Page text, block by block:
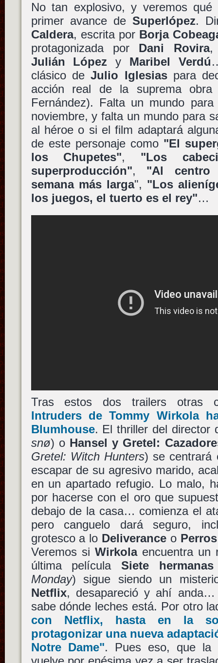
No tan explosivo, y veremos
primer avance de Superlópez.
Caldera, escrita por Borja
protagonizada por Dani Rovira
Julián López y Maribel Verdú
clásico deJulio Iglesiaspara
acción real de la suprema
Fernández). Falta un mundo
noviembre, y falta un mundo para
al héroe o si el film adaptará
de este personaje como "El
los Chupetes", "Los
superproducción", "Al
semana más larga", "Los
los juegos, el tuerto es el rey"…
Tras estos dos trailers otras
IntrudersdeTommy Wirkolaha
Blumhouse. El thriller del director
snø) o Hansel y Gretel:
Gretel: Witch Hunters) se centrará
escapar de su agresivo marido,
en un apartado refugio. Lo malo,
por hacerse con el oro que
debajo de la casa… comienza el
pero canguelo dará seguro,
grotesco a lo Deliverance o
Veremos si Wirkolaencuentra un
última película Siete hermanas
Monday) sigue siendo un
Netflix, desapareció y ahí
sabe dónde leches está. Por otro
con Netflix, hasta en la
protagonizar una nueva
Notre Dame". Pues eso, que